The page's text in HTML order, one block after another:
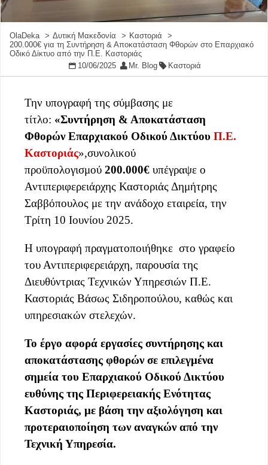
OlaDeka Δυτική Μακεδονία
Καστοριά
200.000€ για τη Συντήρηση & Αποκατάσταση Φθορών στο Επαρχιακό
Οδικό Δίκτυο από την Π.Ε. Καστοριάς
10/06/2025
Mr. Blog Καστοριά
Την υπογραφή της σύμβασης με
τίτλο: «Συντήρηση & Αποκατάσταση
Φθορών Επαρχιακού Οδικού Δικτύου Π.Ε.
Καστοριάς»,συνολικού
προϋπολογισμού 200.000€ υπέγραψε ο
Αντιπεριφερειάρχης Καστοριάς Δημήτρης
Σαββόπουλος με την ανάδοχο εταιρεία, την
Τρίτη 10 Ιουνίου 2025.
Η υπογραφή πραγματοποιήθηκε στο γραφείο
του Αντιπεριφερειάρχη, παρουσία της
Διευθύντριας Τεχνικών Υπηρεσιών Π.Ε.
Καστοριάς Βάσως Σιδηροπούλου, καθώς και
υπηρεσιακών στελεχών.
Το έργο αφορά εργασίες συντήρησης και
αποκατάστασης φθορών σε επιλεγμένα
σημεία του Επαρχιακού Οδικού Δικτύου
ευθύνης της Περιφερειακής Ενότητας
Καστοριάς, με βάση την αξιολόγηση και
προτεραιοποίηση των αναγκών από την
Τεχνική Υπηρεσία.